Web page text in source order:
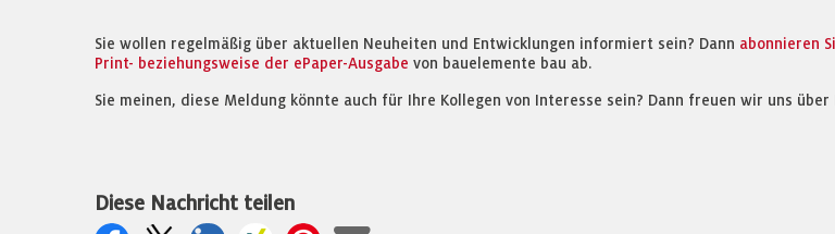
Sie wollen regelmäßig über aktuellen Neuheiten und Entwicklungen informiert sein? Dann abonnieren
Print- beziehungsweise der ePaper-Ausgabe von bauelemente bau ab.
Sie meinen, diese Meldung könnte auch für Ihre Kollegen von Interesse sein? Dann freuen wir uns
Diese Nachricht teilen